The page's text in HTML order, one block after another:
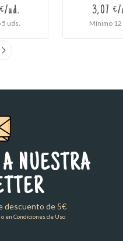
ud.
uds.
3,07 €/
Mínimo 12
NUESTRA
descuento de 5€
en Condiciones de Uso